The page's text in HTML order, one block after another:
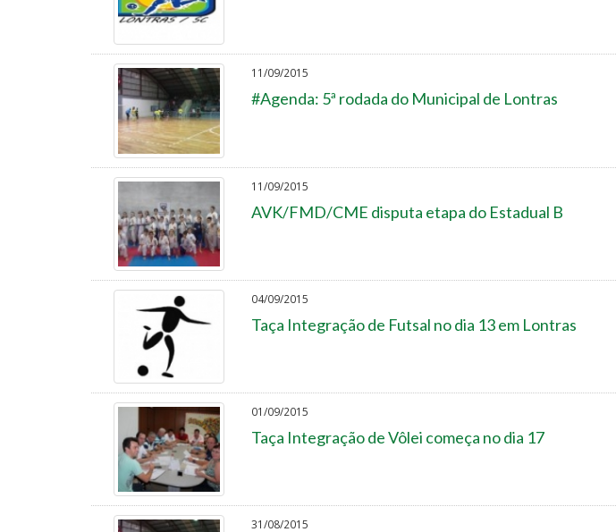
11/09/2015
#Agenda: 5ª rodada do Municipal de Lontras
11/09/2015
AVK/FMD/CME disputa etapa do Estadual B
04/09/2015
Taça Integração de Futsal no dia 13 em Lontras
01/09/2015
Taça Integração de Vôlei começa no dia 17
31/08/2015